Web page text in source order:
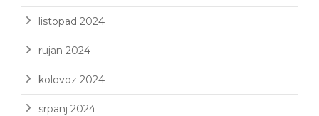
listopad 2024
rujan 2024
kolovoz 2024
srpanj 2024